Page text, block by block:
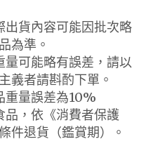
出貨內容可能因批次略
為準。
量可能略有誤差，請以
義者請斟酌下單。
重量誤差為10%
品，依《消費者保護
件退貨（鑑賞期）。